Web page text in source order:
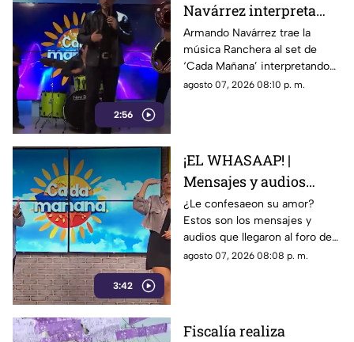
2:56
Navárrez interpreta
'Corazón en modo
Avión' EN VIVO
Armando Navárrez trae la
música Ranchera al set de
‘Cada Mañana’ interpretando
su canción ‘Corazón en modo
agosto 07, 2026 08:10 p. m.
3:42
¡EL WHASAAP! |
Mensajes y audios
llegaron al foro de
'Cada mañana'; parte 1
¿Le confesaeon su amor?
Estos son los mensajes y
audios que llegaron al foro de
‘Cada mañana’ estuvieron
agosto 07, 2026 08:08 p. m.
Fiscalía realiza